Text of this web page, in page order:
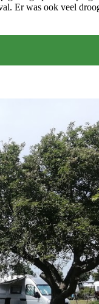
Er was ook veel